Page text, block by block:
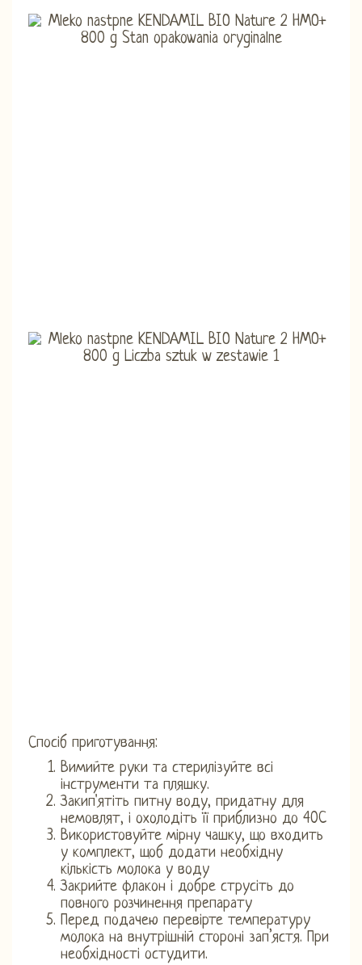
Спосіб приготування:
Вимийте руки та стерилізуйте всі
інструменти та пляшку.
Закип'ятіть питну воду, придатну для
немовлят, і охолодіть її приблизно до 40C
Використовуйте мірну чашку, що входить
у комплект, щоб додати необхідну
кількість молока у воду
Закрийте флакон і добре струсіть до
повного розчинення препарату
Перед подачею перевірте температуру
молока на внутрішній стороні зап’ястя. При
необхідності остудити.